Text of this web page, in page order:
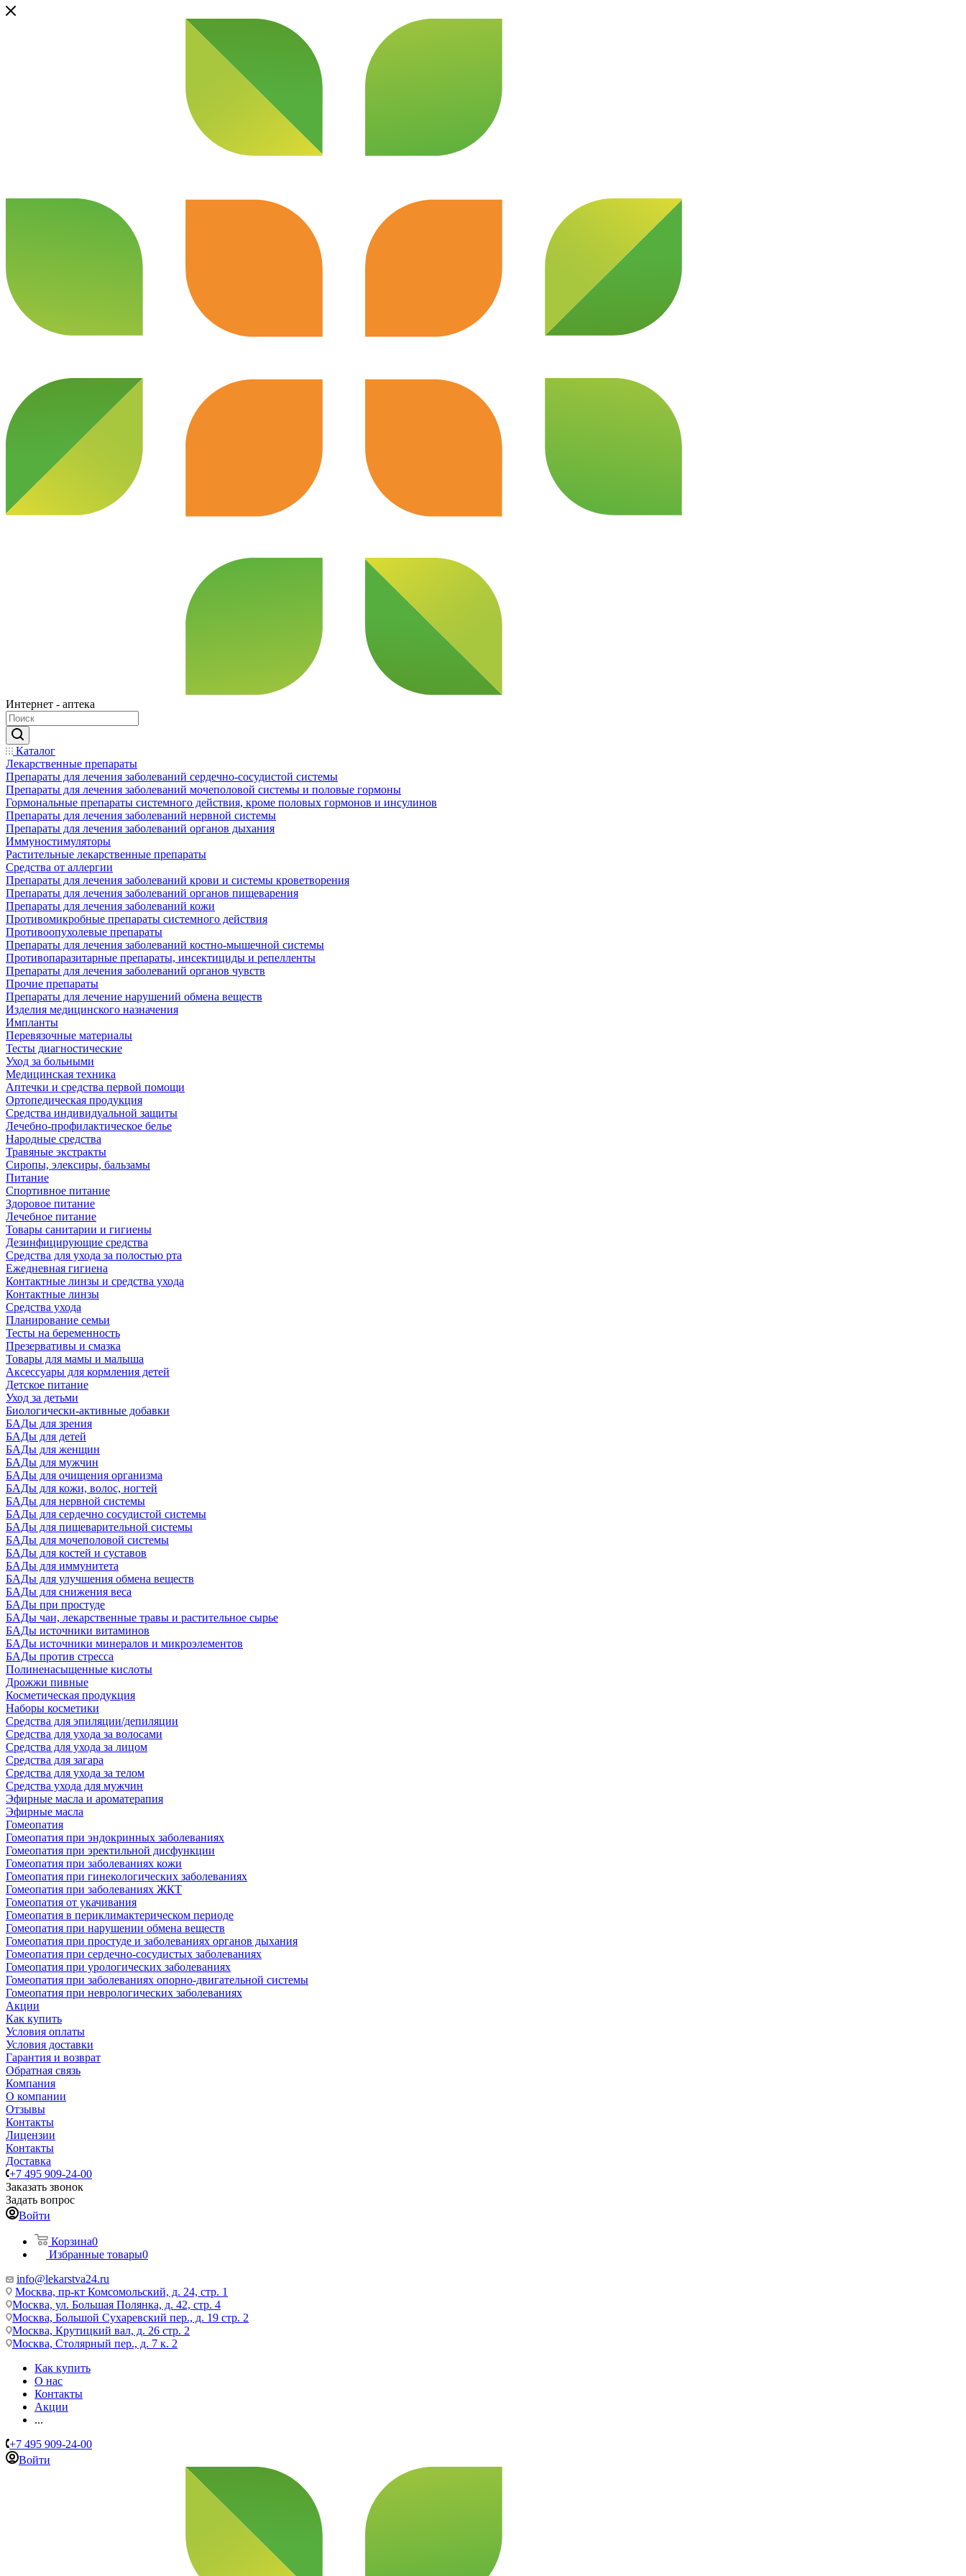
Интернет - аптека
Каталог
Лекарственные препараты
Препараты для лечения заболеваний сердечно-сосудистой системы
Препараты для лечения заболеваний мочеполовой системы и половые гормоны
Гормональные препараты системного действия, кроме половых гормонов и инсулинов
Препараты для лечения заболеваний нервной системы
Препараты для лечения заболеваний органов дыхания
Иммуностимуляторы
Растительные лекарственные препараты
Средства от аллергии
Препараты для лечения заболеваний крови и системы кроветворения
Препараты для лечения заболеваний органов пищеварения
Препараты для лечения заболеваний кожи
Противомикробные препараты системного действия
Противоопухолевые препараты
Препараты для лечения заболеваний костно-мышечной системы
Противопаразитарные препараты, инсектициды и репелленты
Препараты для лечения заболеваний органов чувств
Прочие препараты
Препараты для лечение нарушений обмена веществ
Изделия медицинского назначения
Импланты
Перевязочные материалы
Тесты диагностические
Уход за больными
Медицинская техника
Аптечки и средства первой помощи
Ортопедическая продукция
Средства индивидуальной защиты
Лечебно-профилактическое белье
Народные средства
Травяные экстракты
Сиропы, элексиры, бальзамы
Питание
Спортивное питание
Здоровое питание
Лечебное питание
Товары санитарии и гигиены
Дезинфицирующие средства
Средства для ухода за полостью рта
Ежедневная гигиена
Контактные линзы и средства ухода
Контактные линзы
Средства ухода
Планирование семьи
Тесты на беременность
Презервативы и смазка
Товары для мамы и малыша
Аксессуары для кормления детей
Детское питание
Уход за детьми
Биологически-активные добавки
БАДы для зрения
БАДы для детей
БАДы для женщин
БАДы для мужчин
БАДы для очищения организма
БАДы для кожи, волос, ногтей
БАДы для нервной системы
БАДы для сердечно сосудистой системы
БАДы для пищеварительной системы
БАДы для мочеполовой системы
БАДы для костей и суставов
БАДы для иммунитета
БАДы для улучшения обмена веществ
БАДы для снижения веса
БАДы при простуде
БАДы чаи, лекарственные травы и растительное сырье
БАДы источники витаминов
БАДы источники минералов и микроэлементов
БАДы против стресса
Полиненасыщенные кислоты
Дрожжи пивные
Косметическая продукция
Наборы косметики
Средства для эпиляции/депиляции
Средства для ухода за волосами
Средства для ухода за лицом
Средства для загара
Средства для ухода за телом
Средства ухода для мужчин
Эфирные масла и ароматерапия
Эфирные масла
Гомеопатия
Гомеопатия при эндокринных заболеваниях
Гомеопатия при эректильной дисфункции
Гомеопатия при заболеваниях кожи
Гомеопатия при гинекологических заболеваниях
Гомеопатия при заболеваниях ЖКТ
Гомеопатия от укачивания
Гомеопатия в периклимактерическом периоде
Гомеопатия при нарушении обмена веществ
Гомеопатия при простуде и заболеваниях органов дыхания
Гомеопатия при сердечно-сосудистых заболеваниях
Гомеопатия при урологических заболеваниях
Гомеопатия при заболеваниях опорно-двигательной системы
Гомеопатия при неврологических заболеваниях
Акции
Как купить
Условия оплаты
Условия доставки
Гарантия и возврат
Обратная связь
Компания
О компании
Отзывы
Контакты
Лицензии
Контакты
Доставка
+7 495 909-24-00
Заказать звонок
Задать вопрос
Войти
Корзина0
Избранные товары0
info@lekarstva24.ru
Москва, пр-кт Комсомольский, д. 24, стр. 1
Москва, ул. Большая Полянка, д. 42, стр. 4
Москва, Большой Сухаревский пер., д. 19 стр. 2
Москва, Крутицкий вал, д. 26 стр. 2
Москва, Столярный пер., д. 7 к. 2
Как купить
О нас
Контакты
Акции
...
+7 495 909-24-00
Войти